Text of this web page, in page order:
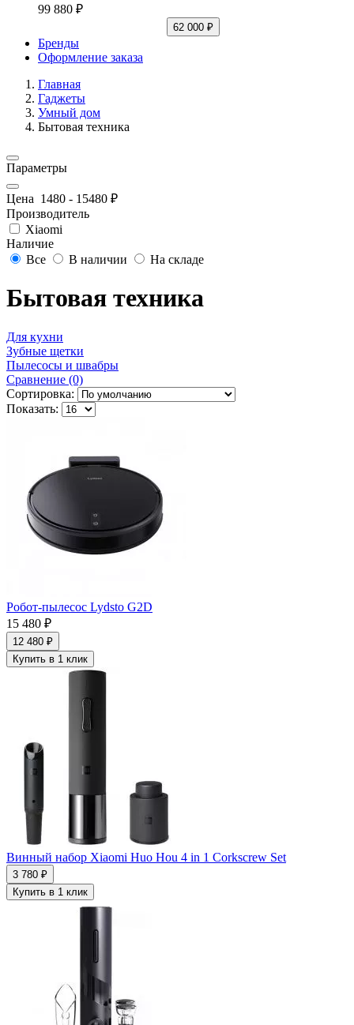
99 880 ₽
62 000 ₽
Бренды
Оформление заказа
Главная
Гаджеты
Умный дом
Бытовая техника
Параметры
Цена 1480 - 15480 ₽
Производитель
Xiaomi
Наличие
Все
В наличии На складе
Бытовая техника
Для кухни
Зубные щетки
Пылесосы и швабры
Сравнение (0)
Сортировка:
Показать:
Робот-пылесос Lydsto G2D
15 480 ₽
12 480 ₽
Купить в 1 клик
Винный набор Xiaomi Huo Hou 4 in 1 Сorkscrew Set
3 780 ₽
Купить в 1 клик